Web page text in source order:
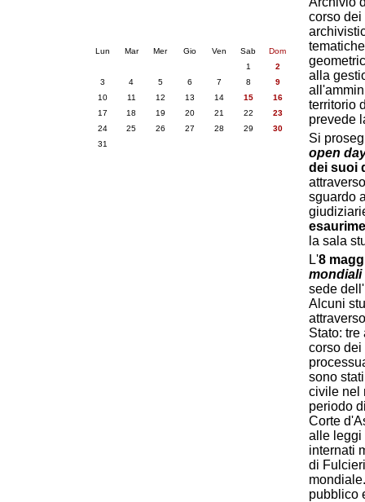
corso dei
alla
territorio
prevede
Si
open
dei suoi
sguardo
la sala
L'8
mondiali
sede
Alcuni
Stato:
corso dei
sono
civile nel
periodo
Corte
alle leggi
internati
di
pubblico
Lun Mar Mer Gio Ven Sab
Dom
1
2
3
4 5 6 7 8
9
10
11 12 13 14 15
16
17
18 19 20 21 22
23
24
25 26 27 28 29
30
31